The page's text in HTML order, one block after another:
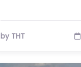
by THT